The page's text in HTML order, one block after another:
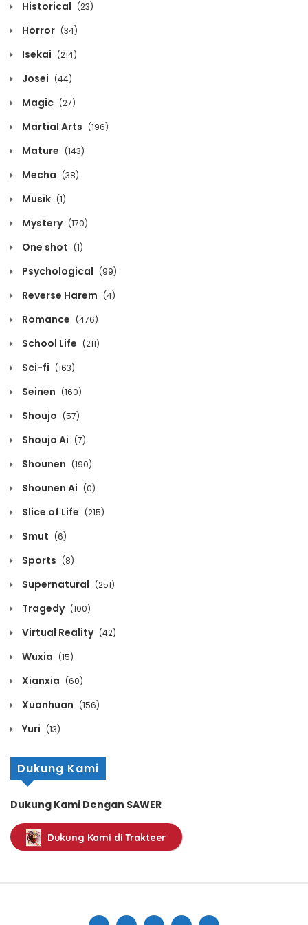
Volume 9 Chapter 2
June 17, 2025
Volume 9 Chapter 1
June 17, 2025
Volume 8 Chapter 20
November 26, 2024
Volume 8 Chapter 19
November 26, 2024
Volume 8 Chapter 17
November 26, 2024
Volume 8 Chapter 16
November 26, 2024
Volume 8 Chapter 14
November 26, 2024
Volume 8 Chapter 13
November 26, 2024
Volume 8 Chapter 11
November 26, 2024
Volume 8 Chapter 10
November 26, 2024
November 26, 2024
Historical (23)
Horror (34)
Isekai (214)
Josei (44)
Magic (27)
Martial Arts (196)
Mature (143)
Mecha (38)
Musik (1)
Mystery (170)
One shot (1)
Psychological (99)
Reverse Harem (4)
Romance (476)
School Life (211)
Sci-fi (163)
Seinen (160)
Shoujo (57)
Shoujo Ai (7)
Shounen (190)
Shounen Ai (0)
Slice of Life (215)
Smut (6)
Sports (8)
Supernatural (251)
Tragedy (100)
Virtual Reality (42)
Wuxia (15)
Xianxia (60)
Xuanhuan (156)
Yuri (13)
Dukung Kami
Dukung Kami Dengan SAWER
Dukung Kami di Trakteer